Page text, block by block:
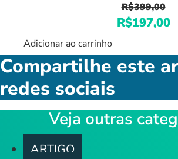
R$399,00
O
original
era:
R$197,00O
é:
Adicionar ao carrinho
Compartilhe este
redes sociais
Veja outras
ARTIGO